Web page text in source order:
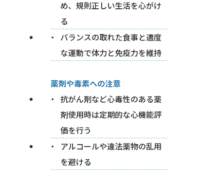
め、規則正しい生活を心がけ
る
バランスの取れた食事と適度
な運動で体力と免疫力を維持
薬剤や毒素への注意
抗がん剤など心毒性のある薬
剤使用時は定期的な心機能評
価を行う
アルコールや違法薬物の乱用
を避ける